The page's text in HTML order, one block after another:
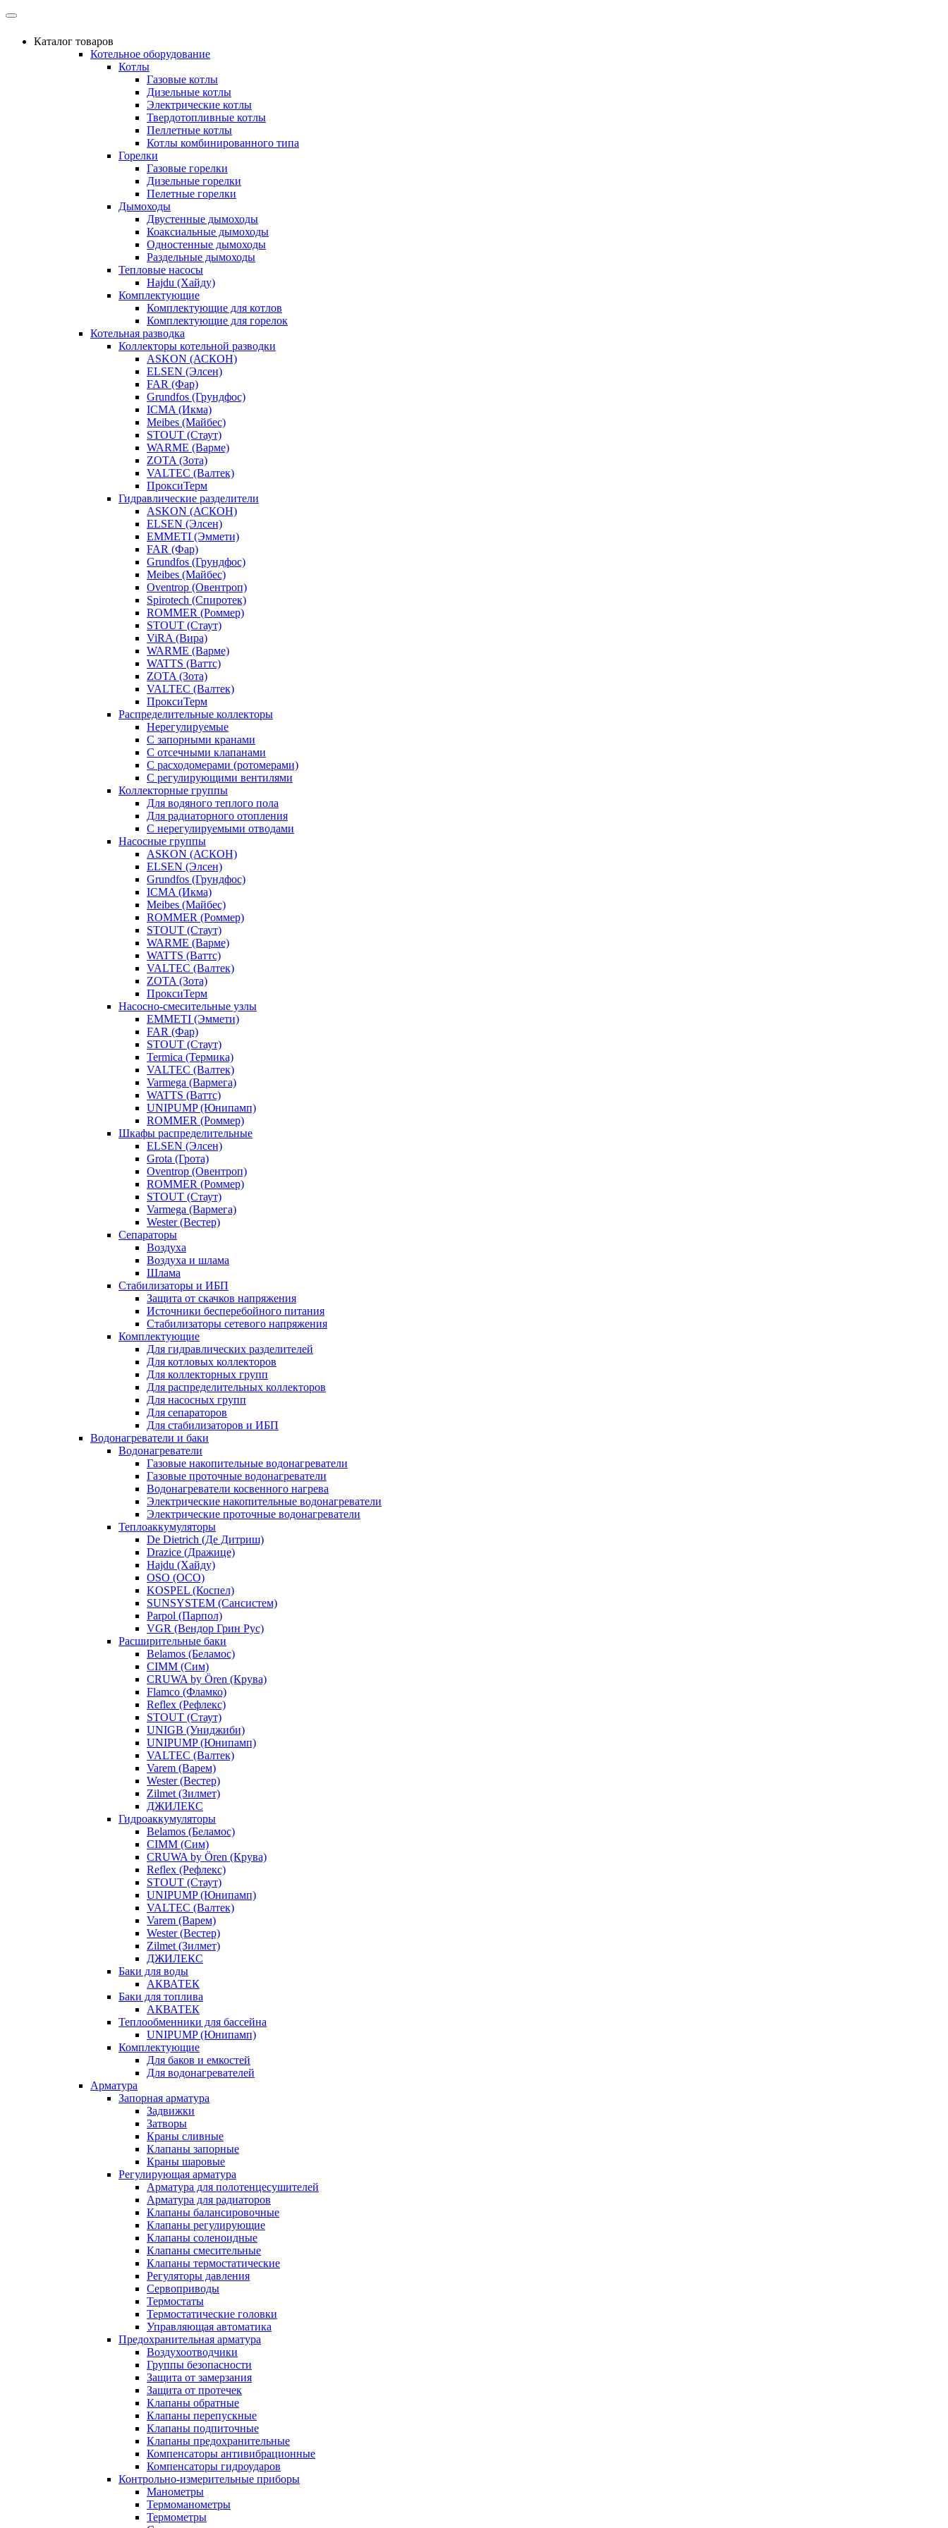
Каталог товаров
Котельное оборудование
Котлы
Газовые котлы
Дизельные котлы
Электрические котлы
Твердотопливные котлы
Пеллетные котлы
Котлы комбинированного типа
Горелки
Газовые горелки
Дизельные горелки
Пелетные горелки
Дымоходы
Двустенные дымоходы
Коаксиальные дымоходы
Одностенные дымоходы
Раздельные дымоходы
Тепловые насосы
Hajdu (Хайду)
Комплектующие
Комплектующие для котлов
Комплектующие для горелок
Котельная разводка
Коллекторы котельной разводки
ASKON (АСКОН)
ELSEN (Элсен)
FAR (Фар)
Grundfos (Грундфос)
ICMA (Икма)
Meibes (Майбес)
STOUT (Стаут)
WARME (Варме)
ZOTA (Зота)
VALTEC (Валтек)
ПроксиТерм
Гидравлические разделители
ASKON (АСКОН)
ELSEN (Элсен)
EMMETI (Эммети)
FAR (Фар)
Grundfos (Грундфос)
Meibes (Майбес)
Oventrop (Овентроп)
Spirotech (Спиротек)
ROMMER (Роммер)
STOUT (Стаут)
ViRA (Вира)
WARME (Варме)
WATTS (Ваттс)
ZOTA (Зота)
VALTEC (Валтек)
ПроксиТерм
Распределительные коллекторы
Нерегулируемые
С запорными кранами
С отсечными клапанами
С расходомерами (ротомерами)
С регулирующими вентилями
Коллекторные группы
Для водяного теплого пола
Для радиаторного отопления
С нерегулируемыми отводами
Насосные группы
ASKON (АСКОН)
ELSEN (Элсен)
Grundfos (Грундфос)
ICMA (Икма)
Meibes (Майбес)
ROMMER (Роммер)
STOUT (Стаут)
WARME (Варме)
WATTS (Ваттс)
VALTEC (Валтек)
ZOTA (Зота)
ПроксиТерм
Насосно-смесительные узлы
EMMETI (Эммети)
FAR (Фар)
STOUT (Стаут)
Termica (Термика)
VALTEC (Валтек)
Varmega (Вармега)
WATTS (Ваттс)
UNIPUMP (Юнипамп)
ROMMER (Роммер)
Шкафы распределительные
ELSEN (Элсен)
Grota (Грота)
Oventrop (Овентроп)
ROMMER (Роммер)
STOUT (Стаут)
Varmega (Вармега)
Wester (Вестер)
Сепараторы
Воздуха
Воздуха и шлама
Шлама
Стабилизаторы и ИБП
Защита от скачков напряжения
Источники бесперебойного питания
Стабилизаторы сетевого напряжения
Комплектующие
Для гидравлических разделителей
Для котловых коллекторов
Для коллекторных групп
Для распределительных коллекторов
Для насосных групп
Для сепараторов
Для стабилизаторов и ИБП
Водонагреватели и баки
Водонагреватели
Газовые накопительные водонагреватели
Газовые проточные водонагреватели
Водонагреватели косвенного нагрева
Электрические накопительные водонагреватели
Электрические проточные водонагреватели
Теплоаккумуляторы
De Dietrich (Де Дитриш)
Drazice (Дражице)
Hajdu (Хайду)
OSO (ОСО)
KOSPEL (Коспел)
SUNSYSTEM (Сансистем)
Parpol (Парпол)
VGR (Вендор Грин Рус)
Расширительные баки
Belamos (Беламос)
CIMM (Сим)
CRUWA by Ören (Крува)
Flamco (Фламко)
Reflex (Рефлекс)
STOUT (Стаут)
UNIGB (Униджиби)
UNIPUMP (Юнипамп)
VALTEC (Валтек)
Varem (Варем)
Wester (Вестер)
Zilmet (Зилмет)
ДЖИЛЕКС
Гидроаккумуляторы
Belamos (Беламос)
CIMM (Сим)
CRUWA by Ören (Крува)
Reflex (Рефлекс)
STOUT (Стаут)
UNIPUMP (Юнипамп)
VALTEC (Валтек)
Varem (Варем)
Wester (Вестер)
Zilmet (Зилмет)
ДЖИЛЕКС
Баки для воды
АКВАТЕК
Баки для топлива
АКВАТЕК
Теплообменники для бассейна
UNIPUMP (Юнипамп)
Комплектующие
Для баков и емкостей
Для водонагревателей
Арматура
Запорная арматура
Задвижки
Затворы
Краны сливные
Клапаны запорные
Краны шаровые
Регулирующая арматура
Арматура для полотенцесушителей
Арматура для радиаторов
Клапаны балансировочные
Клапаны регулирующие
Клапаны соленоидные
Клапаны смесительные
Клапаны термостатические
Регуляторы давления
Сервоприводы
Термостаты
Термостатические головки
Управляющая автоматика
Предохранительная арматура
Воздухоотводчики
Группы безопасности
Защита от замерзания
Защита от протечек
Клапаны обратные
Клапаны перепускные
Клапаны подпиточные
Клапаны предохранительные
Компенсаторы антивибрационные
Компенсаторы гидроударов
Контрольно-измерительные приборы
Манометры
Термоманометры
Термометры